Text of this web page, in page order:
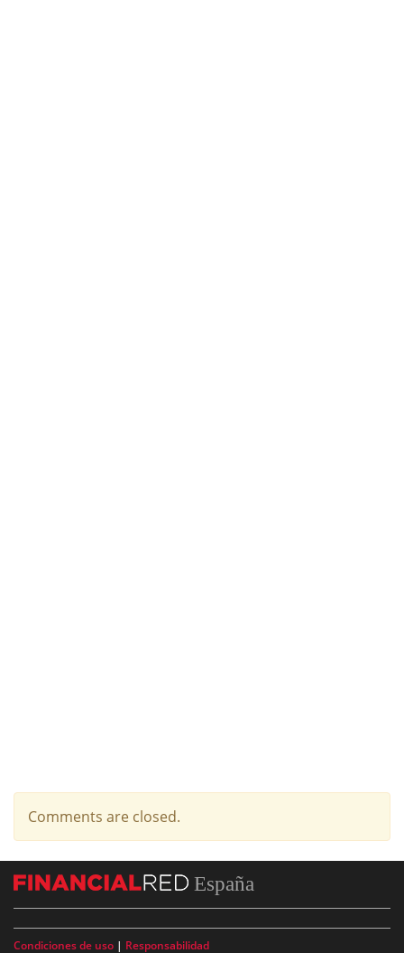
Comments are closed.
España
Condiciones de uso | Responsabilidad